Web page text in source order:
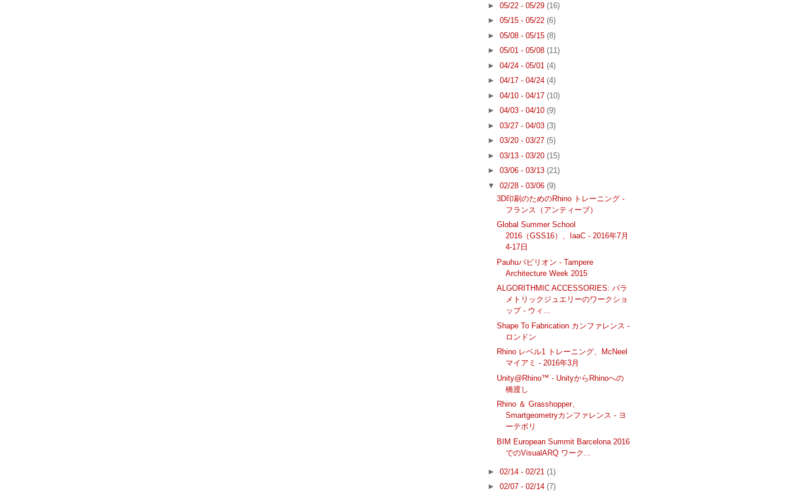
► 05/22 - 05/29 (16)
► 05/15 - 05/22 (6)
► 05/08 - 05/15 (8)
► 05/01 - 05/08 (11)
► 04/24 - 05/01 (4)
► 04/17 - 04/24 (4)
► 04/10 - 04/17 (10)
► 04/03 - 04/10 (9)
► 03/27 - 04/03 (3)
► 03/20 - 03/27 (5)
► 03/13 - 03/20 (15)
► 03/06 - 03/13 (21)
▼ 02/28 - 03/06 (9)
3D印刷のためのRhino トレーニング -
フランス（アンティーブ）
Global Summer School
2016（GSS16）、IaaC - 2016年7月
4-17日
Pauhuパビリオン - Tampere
Architecture Week 2015
ALGORITHMIC ACCESSORIES: パラ
メトリックジュエリーのワークショ
ップ - ウィ...
Shape To Fabrication カンファレンス -
ロンドン
Rhino レベル1 トレーニング、McNeel
マイアミ - 2016年3月
Unity@Rhino™ - UnityからRhinoへの
橋渡し
Rhino ＆ Grasshopper、
Smartgeometryカンファレンス - ヨ
ーテボリ
BIM European Summit Barcelona 2016
でのVisualARQ ワーク...
► 02/14 - 02/21 (1)
► 02/07 - 02/14 (7)